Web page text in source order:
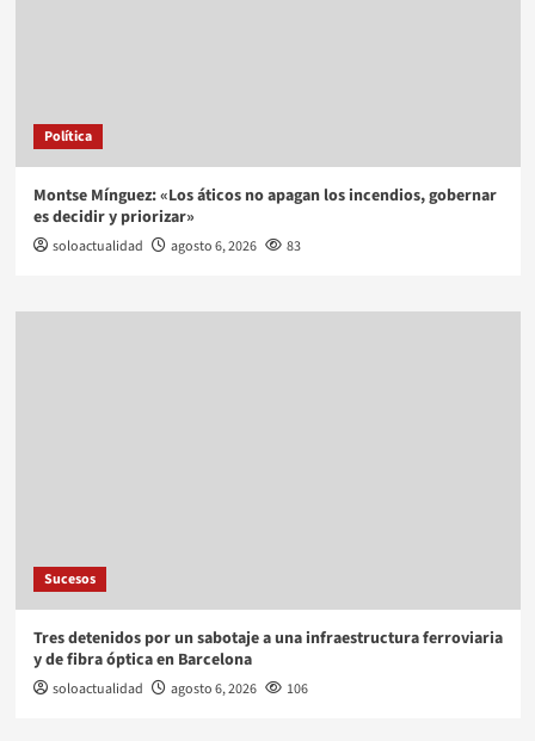
Política
Montse Mínguez: «Los áticos no apagan los incendios, gobernar
es decidir y priorizar»
soloactualidad agosto 6, 2026 83
Sucesos
Tres detenidos por un sabotaje a una infraestructura ferroviaria
y de fibra óptica en Barcelona
soloactualidad agosto 6, 2026 106